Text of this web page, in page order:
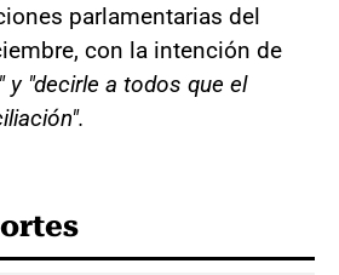
parlamentarias del
con la intención de
y "decirle a todos que el